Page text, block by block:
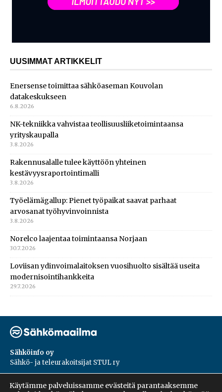
UUSIMMAT ARTIKKELIT
Enersense toimittaa sähköaseman Kouvolan
datakeskukseen
6.8.2026
NK-tekniikka vahvistaa teollisuusliiketoimintaansa
yrityskaupalla
3.8.2026
Rakennusalalle tulee käyttöön yhteinen
kestävyysraportointimalli
3.8.2026
Työelämägallup: Pienet työpaikat saavat parhaat
arvosanat työhyvinvoinnista
3.8.2026
Norelco laajentaa toimintaansa Norjaan
30.7.2026
Loviisan ydinvoimalaitoksen vuosihuolto sisältää useita
modernisointihankkeita
29.7.2026
Sähköinfo oy
Sähkö- ja teleurakoitsijat STUL ry
PL 55, 02601, Espoo
Käytämme palveluissamme evästeitä parantaaksemme